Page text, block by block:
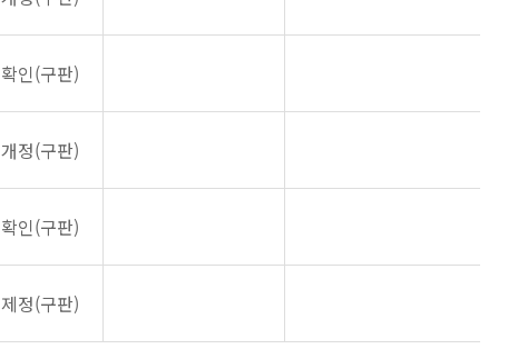
확인(구판)
개정(구판)
확인(구판)
제정(구판)